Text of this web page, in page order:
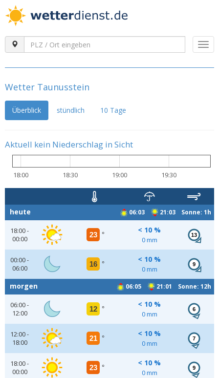
Wetter Taunusstein
Überblick stündlich 10 Tage
Aktuell kein Niederschlag in Sicht
18:00 18:30 19:00 19:30
06:03 21:03 Sonne: 1h
heute
18:00 -
00:00
23 °
< 10 %
0 mm
13
00:00 -
06:00
16 °
< 10 %
0 mm
9
06:05 21:01 Sonne: 12h
morgen
06:00 -
12:00
12 °
< 10 %
0 mm
6
12:00 -
18:00
21 °
< 10 %
0 mm
7
18:00 -
00:00
23 °
< 10 %
0 mm
9